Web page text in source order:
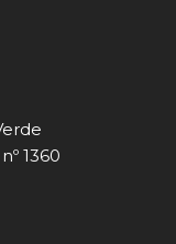
1360